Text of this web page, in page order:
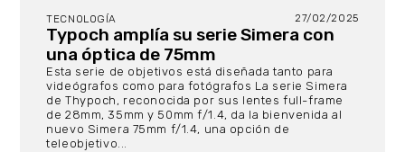
TECNOLOGÍA 27/02/2025
Typoch amplía su serie Simera con
una óptica de 75mm
Esta serie de objetivos está diseñada tanto para
videógrafos como para fotógrafos La serie Simera
de Thypoch, reconocida por sus lentes full-frame
de 28mm, 35mm y 50mm f/1.4, da la bienvenida al
nuevo Simera 75mm f/1.4, una opción de
teleobjetivo...